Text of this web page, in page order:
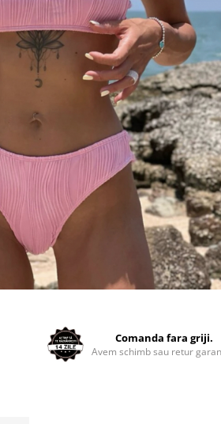
Facebook
Comanda fara griji.
Avem schimb sau retur